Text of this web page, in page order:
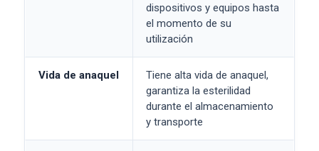
dispositivos y equipos hasta
el momento de su
utilización
Vida de anaquel
Tiene alta vida de anaquel,
garantiza la esterilidad
durante el almacenamiento
y transporte